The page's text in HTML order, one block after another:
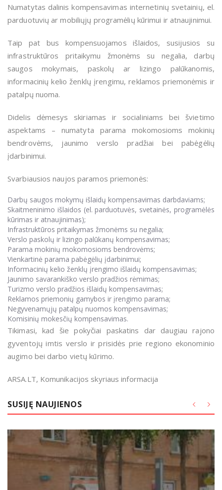
Numatytas dalinis kompensavimas internetinių svetainių, el.
parduotuvių ar mobiliųjų programėlių kūrimui ir atnaujinimui.
Taip pat bus kompensuojamos išlaidos, susijusios su
infrastruktūros pritaikymu žmonėms su negalia, darbų
saugos mokymais, paskolų ar lizingo palūkanomis,
informacinių kelio ženklų įrengimu, reklamos priemonėmis ir
patalpų nuoma.
Didelis dėmesys skiriamas ir socialiniams bei švietimo
aspektams – numatyta parama mokomosioms mokinių
bendrovėms, jaunimo verslo pradžiai bei pabėgėlių
įdarbinimui.
Svarbiausios naujos paramos priemonės:
Darbų saugos mokymų išlaidų kompensavimas darbdaviams;
Skaitmeninimo išlaidos (el. parduotuvės, svetainės, programėlės
kūrimas ir atnaujinimas);
Infrastruktūros pritaikymas žmonėms su negalia;
Verslo paskolų ir lizingo palūkanų kompensavimas;
Parama mokinių mokomosioms bendrovėms;
Vienkartinė parama pabėgėlių įdarbinimui;
Informacinių kelio ženklų įrengimo išlaidų kompensavimas;
Jaunimo savarankiško verslo pradžios rėmimas;
Turizmo verslo pradžios išlaidų kompensavimas;
Reklamos priemonių gamybos ir įrengimo parama;
Negyvenamųjų patalpų nuomos kompensavimas;
Komisinių mokesčių kompensavimas.
Tikimasi, kad šie pokyčiai paskatins dar daugiau rajono
gyventojų imtis verslo ir prisidės prie regiono ekonominio
augimo bei darbo vietų kūrimo.
ARSA.LT, Komunikacijos skyriaus informacija
SUSIJĘ NAUJIENOS